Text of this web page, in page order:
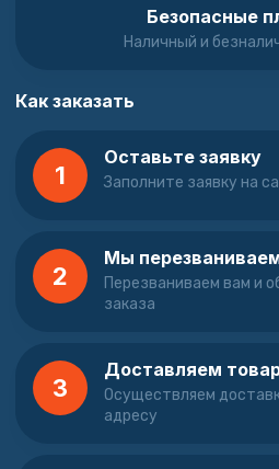
Безопасные
Наличный и
Как заказать
1
Оставьте заявку
Заполните заявку на
2
Мы
Перезваниваем вам и
заказа
3
Доставляем
Осуществляем
адресу